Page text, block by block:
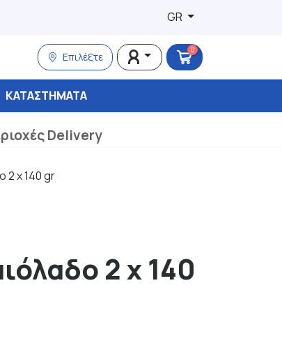
GR
Επιλέξτε
0
ΚΑΤΑΣΤΉΜΑΤΑ
Delivery
2 x 140 gr
2 x 140